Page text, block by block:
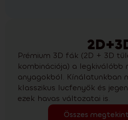
Prémium 3D fák (2D + 3D
kombinációja) a legkiválóbb
anyagokból. Kínálatunkban
klasszikus lucfenyők és
ezek havas változatai is.
Összes